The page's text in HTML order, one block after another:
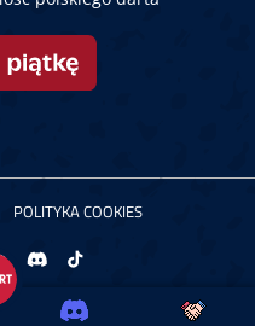
POLITYKA COOKIES
Powered by